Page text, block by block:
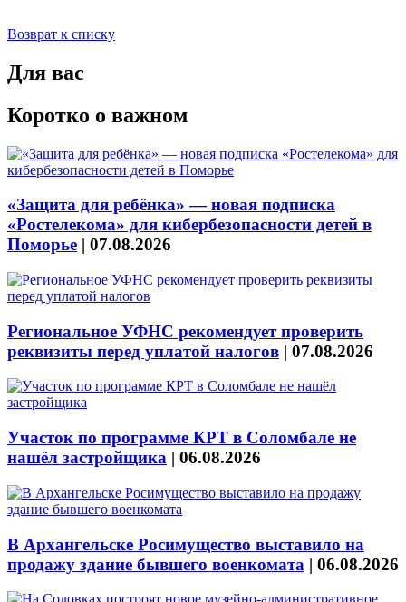
Возврат к списку
Для вас
Коротко о важном
«Защита для ребёнка» — новая подписка
«Ростелекома» для кибербезопасности детей в
Поморье | 07.08.2026
Региональное УФНС рекомендует проверить
реквизиты перед уплатой налогов | 07.08.2026
Участок по программе КРТ в Соломбале не
нашёл застройщика | 06.08.2026
В Архангельске Росимущество выставило на
продажу здание бывшего военкомата | 06.08.2026